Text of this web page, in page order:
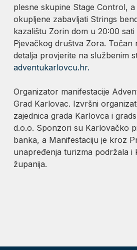
plesne skupine Stage Control,
okupljene zabavljati Strings
kazalištu Zorin dom u 20:00
Pjevačkog društva Zora. Točan
detalja provjerite na službenim
adventukarlovcu.hr.
Organizator manifestacije
Grad Karlovac. Izvršni
zajednica grada Karlovca i
d.o.o. Sponzori su Karlovačko
banka, a Manifestaciju je kroz
unapređenja turizma podržala i
županija.